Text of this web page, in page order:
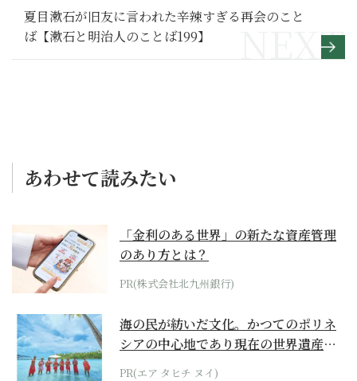
夏目漱石が旧友に言われた辛辣すぎる再会のこと
ば【漱石と明治人のことば199】
あわせて読みたい
「金利のある世界」の新たな資産管理
のあり方とは？
PR(株式会社北九州銀行)
海の民が紡いだ文化。かつてのポリネ
シアの中心地であり現在の世界遺産か
らみえてくる...
PR(エア タヒチ ヌイ)